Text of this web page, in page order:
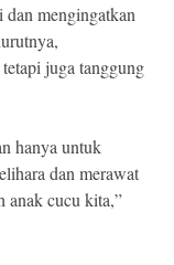
dan mengingatkan
juga tanggung
hanya untuk
dan merawat
anak cucu kita,”